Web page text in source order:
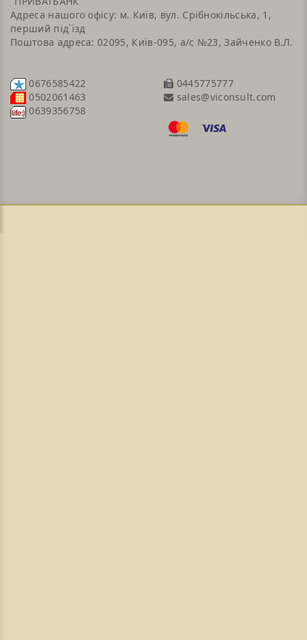
Адреса нашого офісу: м. Київ, вул. Срібнокільська, 1,
перший під`їзд
Поштова адреса: 02095, Київ-095, а/с №23, Зайченко В.Л.
0676585422
0502061463
0639356758
0445775777
sales@viconsult.com